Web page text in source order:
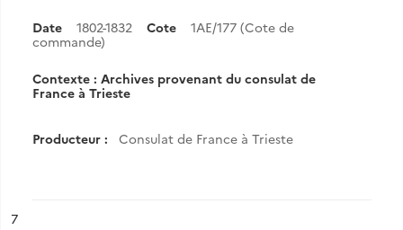
Date 1802-1832 Cote
1AE/177 (Cote de
commande)
Contexte : Archives provenant du consulat de
France à Trieste
Producteur : Consulat de France à Trieste
n°
7